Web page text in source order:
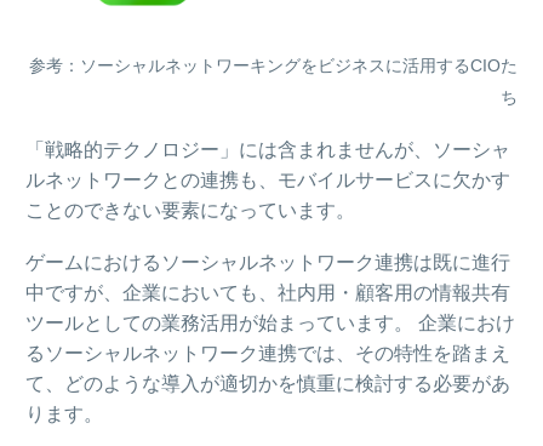
参考：ソーシャルネットワーキングをビジネスに活用するCIOた
ち
「戦略的テクノロジー」には含まれませんが、ソーシャ
ルネットワークとの連携も、モバイルサービスに欠かす
ことのできない要素になっています。
ゲームにおけるソーシャルネットワーク連携は既に進行
中ですが、企業においても、社内用・顧客用の情報共有
ツールとしての業務活用が始まっています。 企業におけ
るソーシャルネットワーク連携では、その特性を踏まえ
て、どのような導入が適切かを慎重に検討する必要があ
ります。